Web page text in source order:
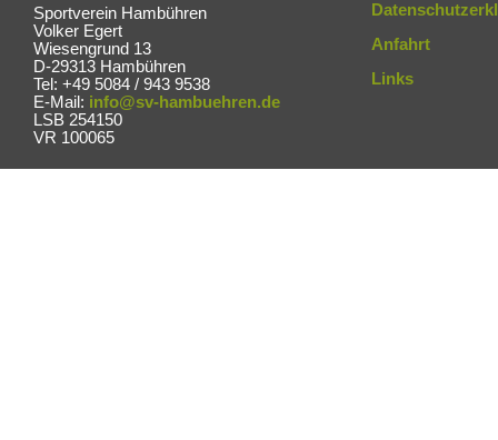
Sportverein Hambühren
Volker Egert
Wiesengrund 13
D-29313 Hambühren
Tel: +49 5084 / 943 9538
E-Mail: info@sv-hambuehren.de
LSB 254150
VR 100065
Anfahrt
Links